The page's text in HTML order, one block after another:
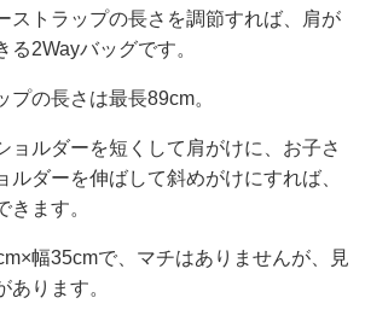
ストラップの長さを調節すれば、肩が
る2Wayバッグです。
プの長さは最長89cm。
ョルダーを短くして肩がけに、お子さ
ルダーを伸ばして斜めがけにすれば、
きます。
幅35cmで、マチはありませんが、見
あります。